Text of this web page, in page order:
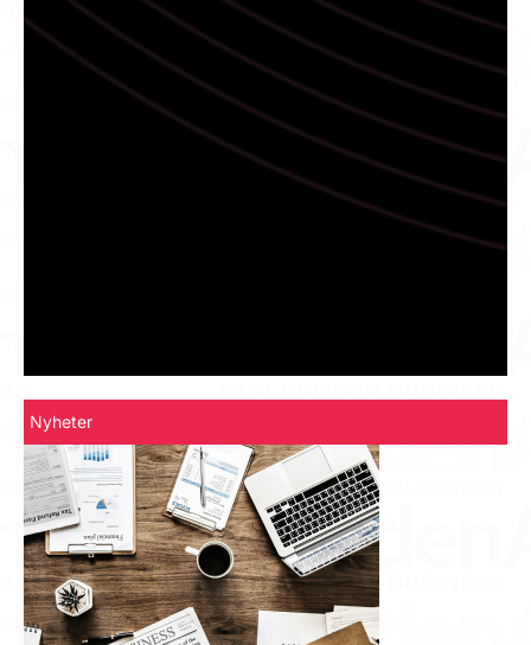
Nyheter